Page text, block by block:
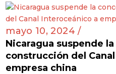
mayo 10, 2024 /
Nicaragua suspende
construcción del
empresa china